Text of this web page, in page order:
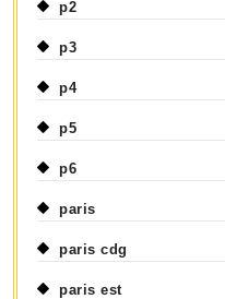
p2
p3
p4
p5
p6
paris
paris cdg
paris est